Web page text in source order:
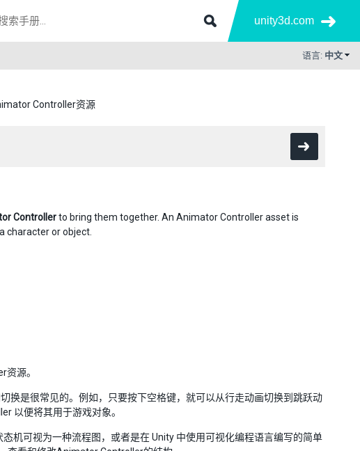
unity3d.com
语言: 中文
Controller资源
Controllerto bring them together. An Animator Controller asset is
character or object.
源。
换是很常见的。例如，只要按下空格键，就可以从行走动画切换到跳跃动
以便将其用于游戏对象。
机可视为一种流程图，或者是在 Unity 中使用可视化编程语言编写的简单